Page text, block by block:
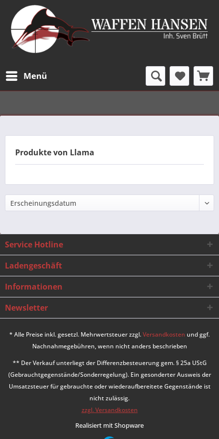
Menü
Produkte von Llama
Service Hotline
Ladengeschäft
Informationen
Newsletter
* Alle Preise inkl. gesetzl. Mehrwertsteuer zzgl.Versandkosten und ggf.
Nachnahmegebühren, wenn nicht anders beschrieben
** Der Verkauf unterliegt der Differenzbesteuerung gem. § 25a UStG
(Gebrauchtgegenstände/Sonderregelung). Ein gesonderter Ausweis der
Umsatzsteuer für gebrauchte oder wiederaufbereitete Gegenstände ist
nicht zulässig.
zzgl. Versandkosten
Realisiert mit Shopware